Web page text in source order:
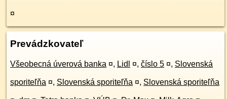
¤
Prevádzkovateľ
Všeobecná úverová banka ¤, Lidl ¤, číslo 5 ¤, Slovenská
sporiteľňa ¤, Slovenská sporiteľňa ¤, Slovenská sporiteľňa